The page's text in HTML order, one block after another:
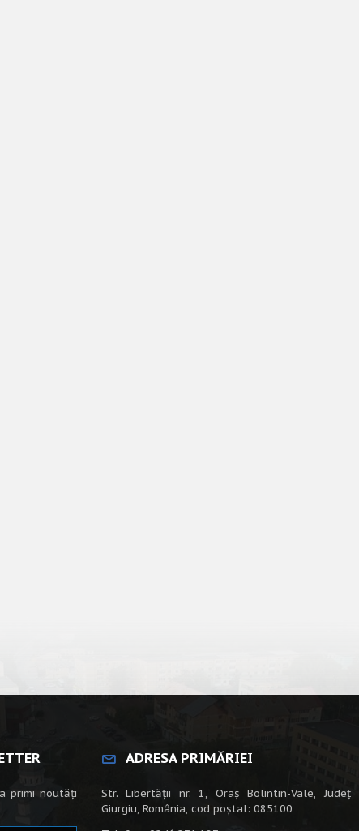
primi noutăți
ADRESA PRIMĂRIEI
Str. Libertății nr. 1, Oraș Bolintin-Vale, Județ
Giurgiu, România, cod poștal: 085100